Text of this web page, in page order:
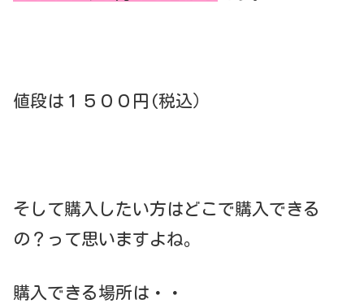
値段は１５００円(税込）
そして購入したい方はどこで購入できる
の？って思いますよね。
購入できる場所は・・